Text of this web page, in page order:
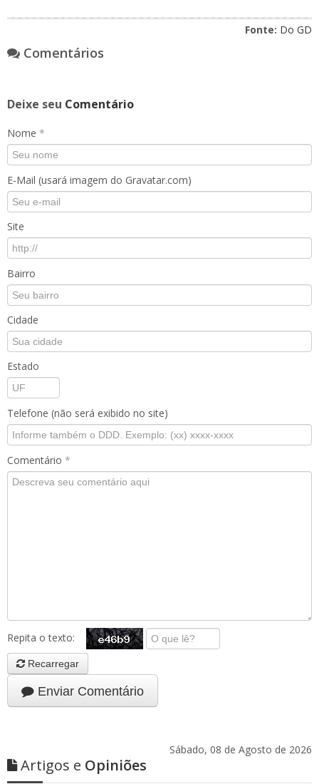
Fonte: Do GD
Comentários
Deixe seu Comentário
Nome *
E-Mail (usará imagem do Gravatar.com)
Site
Bairro
Cidade
Estado
Telefone (não será exibido no site)
Comentário *
Repita o texto:
Recarregar
Enviar Comentário
Sábado, 08 de Agosto de 2026
Artigos e Opiniões